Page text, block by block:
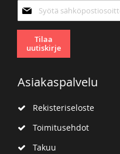
uutiskirjeemme:
Tilaa
uutiskirje
Asiakaspalvelu
Rekisteriseloste
Toimitusehdot
Takuu